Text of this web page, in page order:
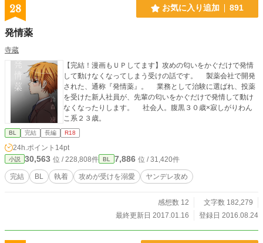
28 お気に入り追加 891
発情薬
寺蔵
【完結！漫画もＵＰしてます】攻めの匂いをかぐだけで発情
して動けなくなってしまう受けの話です。 製薬会社で開発
された、通称『発情薬』。 業務として治験に選ばれ、投薬
を受けた新人社員が、先輩の匂いをかぐだけで発情して動け
なくなったりします。 社会人。腹黒３０歳×寂しがりわん
こ系２３歳。
BL 完結 長編 R18
24h.ポイント 14pt
小説 30,563 位 / 228,808件 BL 7,886 位 / 31,420件
完結 BL 執着 攻めが受けを溺愛 ヤンデレ攻め
感想数 12
文字数 182,279
最終更新日 2017.01.16
登録日 2016.08.24